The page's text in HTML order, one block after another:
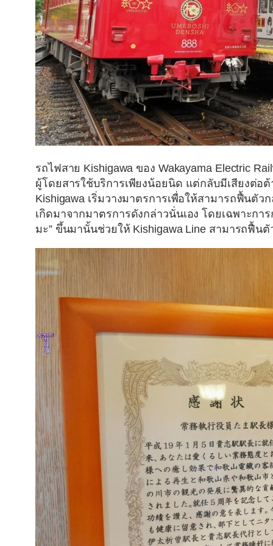
รถไฟสาย Kishigawa ของ Wakayama Electric
ผู้โดยสารใช้บริการเพียงน้อยนิด แต่กลับมีเสียงต่อ
Kishigawa เริ่มวางมาตรการเพื่อให้สามารถฟื้นตั
เกิดมาจากมาตรการดังกล่าวนั่นเอง โดยเฉพาะก
มะ”ขึ้นมานั้นช่วยให้ Kishigawa Line สามารถฟื้นตั